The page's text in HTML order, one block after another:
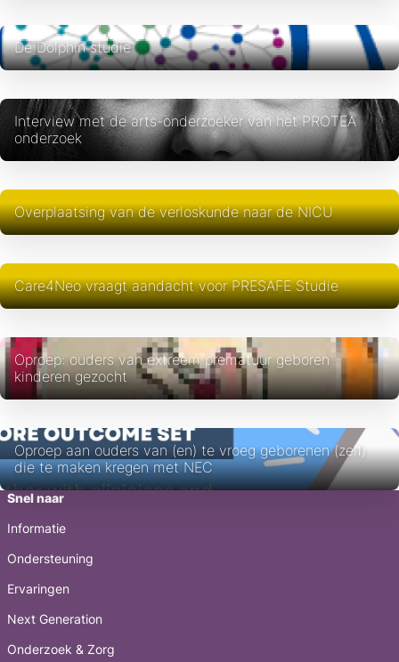
De Dolphin studie
Interview met de arts-onderzoeker van het PROTEA
onderzoek
Overplaatsing van de verloskunde naar de NICU
Care4Neo vraagt aandacht voor PRESAFE Studie
Oproep: ouders van extreem prematuur geboren
kinderen gezocht
Oproep aan ouders van (en) te vroeg geborenen (zelf)
die te maken kregen met NEC
Snel naar
Informatie
Ondersteuning
Ervaringen
Next Generation
Onderzoek & Zorg